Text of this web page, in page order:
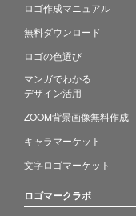
ロゴ作成マニュアル
無料ダウンロード
ロゴの色選び
マンガでわかる
デザイン活用
ZOOM背景画像無料作成
キャラマーケット
文字ロゴマーケット
ロゴマークラボ